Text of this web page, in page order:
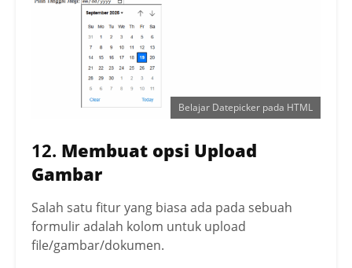
Belajar Datepicker pada HTML
12. Membuat opsi Upload
Gambar
Salah satu fitur yang biasa ada pada sebuah
formulir adalah kolom untuk upload
file/gambar/dokumen.